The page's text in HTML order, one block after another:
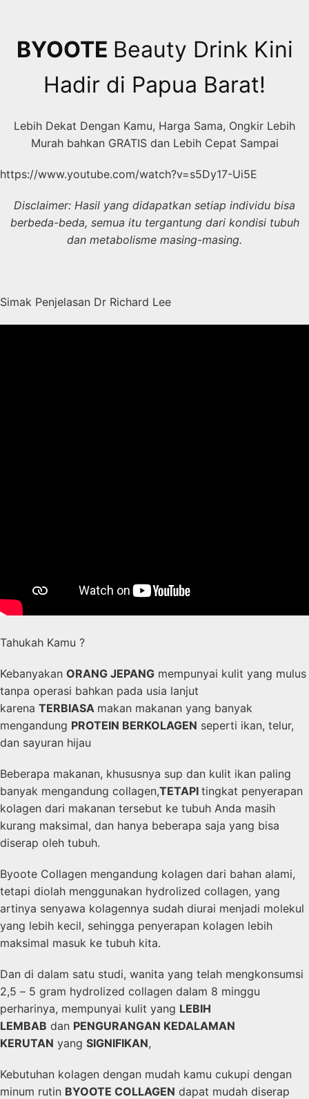
contentBYOOTE Beauty Drink Kini
Hadir di Papua Barat!
Lebih Dekat Dengan Kamu, Harga Sama, Ongkir Lebih
Murah bahkan GRATIS dan Lebih Cepat Sampai
https://www.youtube.com/watch?v=s5Dy17-Ui5E
Disclaimer: Hasil yang didapatkan setiap individu bisa
berbeda-beda, semua itu tergantung dari kondisi tubuh
dan metabolisme masing-masing.
Simak Penjelasan Dr Richard Lee
Tahukah Kamu ?
Kebanyakan ORANG JEPANG mempunyai kulit yang mulus
tanpa operasi bahkan pada usia lanjut
karena TERBIASA makan makanan yang banyak
mengandung PROTEIN BERKOLAGEN seperti ikan, telur,
dan sayuran hijau
Beberapa makanan, khususnya sup dan kulit ikan paling
banyak mengandung collagen,TETAPI tingkat penyerapan
kolagen dari makanan tersebut ke tubuh Anda masih
kurang maksimal, dan hanya beberapa saja yang bisa
diserap oleh tubuh.
Byoote Collagen mengandung kolagen dari bahan alami,
tetapi diolah menggunakan hydrolized collagen, yang
artinya senyawa kolagennya sudah diurai menjadi molekul
yang lebih kecil, sehingga penyerapan kolagen lebih
maksimal masuk ke tubuh kita.
Dan di dalam satu studi, wanita yang telah mengkonsumsi
2,5 – 5 gram hydrolized collagen dalam 8 minggu
perharinya, mempunyai kulit yang LEBIH
LEMBAB dan PENGURANGAN KEDALAMAN
KERUTAN yang SIGNIFIKAN,
Kebutuhan kolagen dengan mudah kamu cukupi dengan
minum rutin BYOOTE COLLAGEN dapat mudah diserap